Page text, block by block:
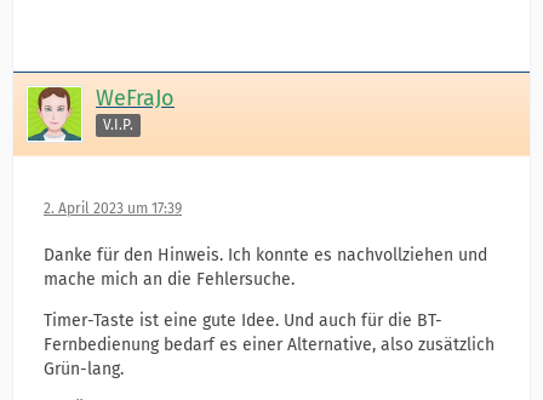
WeFraJo
V.I.P.
2. April 2023 um 17:39
Danke für den Hinweis. Ich konnte es nachvollziehen und
mache mich an die Fehlersuche.
Timer-Taste ist eine gute Idee. Und auch für die BT-
Fernbedienung bedarf es einer Alternative, also zusätzlich
Grün-lang.